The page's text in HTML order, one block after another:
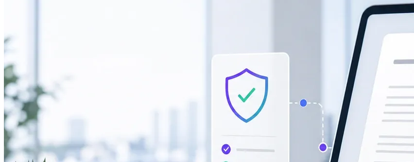
打造貫穿簽署全流程的一致品牌體驗。
透過身份驗證、審計追蹤及受控記錄，支援受規管電子簽署。
電子簽署短訊與 WhatsApp 傳送
透過簽署人最常用的管道，送達簽署請求。
CA Hub 全球信任簽署
連接全球信任服務提供商，按國家及業務場景配對本地簽署、
AES、QES及電子印章能力，讓每一筆跨境簽署都有合適路
徑。
加快供應商協議及內部審批，清晰掌握每個簽約環節。
管理銷售、交付及車輛文件簽署，支援全球業務協作。
房地產
推進物業買賣、租賃及管理文件簽署，清晰追蹤每個環節。